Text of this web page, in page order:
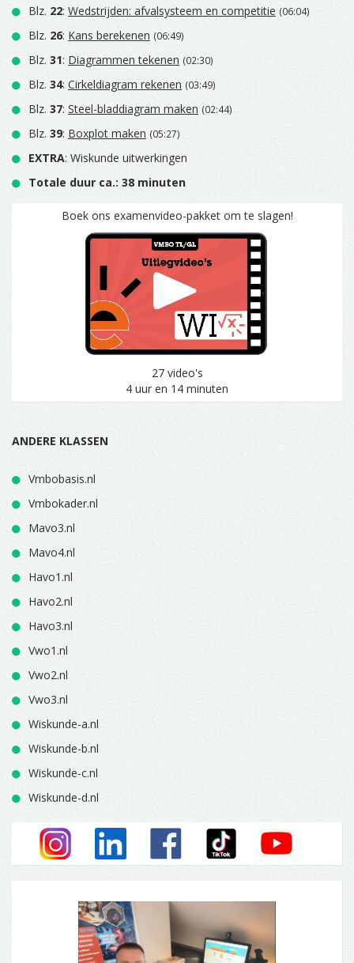
Blz. 22: Wedstrijden: afvalsysteem en competitie (06:04)
Blz. 26: Kans berekenen (06:49)
Blz. 31: Diagrammen tekenen (02:30)
Blz. 34: Cirkeldiagram rekenen (03:49)
Blz. 37: Steel-bladdiagram maken (02:44)
Blz. 39: Boxplot maken (05:27)
EXTRA: Wiskunde uitwerkingen
Totale duur ca.: 38 minuten
Boek ons examenvideo-pakket om te slagen!
27 video's
4 uur en 14 minuten
ANDERE KLASSEN
Vmbobasis.nl
Vmbokader.nl
Mavo3.nl
Mavo4.nl
Havo1.nl
Havo2.nl
Havo3.nl
Vwo1.nl
Vwo2.nl
Vwo3.nl
Wiskunde-a.nl
Wiskunde-b.nl
Wiskunde-c.nl
Wiskunde-d.nl